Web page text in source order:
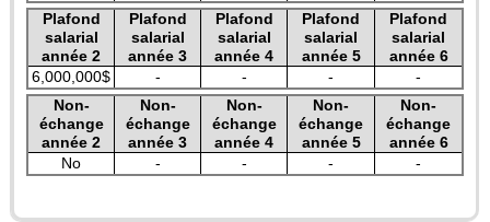
Plafond
salarial
année 2
Plafond
salarial
année 3
Plafond
salarial
année 4
Plafond
salarial
année 5
Plafond
salarial
année 6
6,000,000$
- - -
-
Non-
échange
année 2
Non-
échange
année 3
Non-
échange
année 4
Non-
échange
année 5
Non-
échange
année 6
No
- - - -